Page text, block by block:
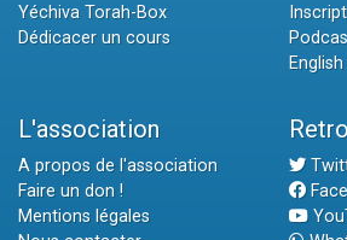
Yéchiva Torah-Box
Dédicacer un cours
L'association
A propos de l'association
Faire un don !
Mentions légales